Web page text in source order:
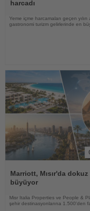
harcadı
Yeme içme harcamaları geçen
gastronomi turizm gelirlerinde en
Oku
Marriott, Mısır'da
büyüyor
Misr Italia Properties ve People &
şehir destinasyonlarına 1.500'den